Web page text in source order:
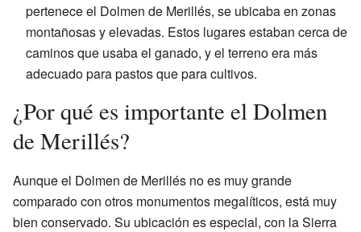
pertenece el Dolmen de Merillés, se ubicaba en zonas
montañosas y elevadas. Estos lugares estaban cerca de
caminos que usaba el ganado, y el terreno era más
adecuado para pastos que para cultivos.
¿Por qué es importante el Dolmen
de Merillés?
Aunque el Dolmen de Merillés no es muy grande
comparado con otros monumentos megalíticos, está muy
bien conservado. Su ubicación es especial, con la Sierra